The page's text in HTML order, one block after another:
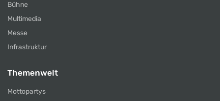
Bühne
Multimedia
Messe
Infrastruktur
Themenwelt
Mottopartys